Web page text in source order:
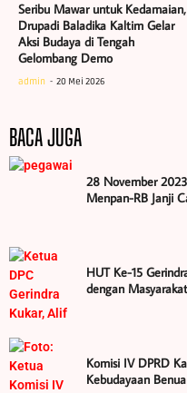
Seribu Mawar untuk Kedamaian,
Drupadi Baladika Kaltim Gelar
Aksi Budaya di Tengah
Gelombang Demo
admin 20 Mei 2026
BACA JUGA
28 November
Menpan-RB Janji
HUT Ke-15
dengan Masyarakat
Komisi IV DPRD
Kebudayaan